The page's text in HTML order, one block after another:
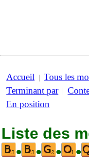
Accueil | Tous les
Terminant par|
En position
Liste des
•
• • •